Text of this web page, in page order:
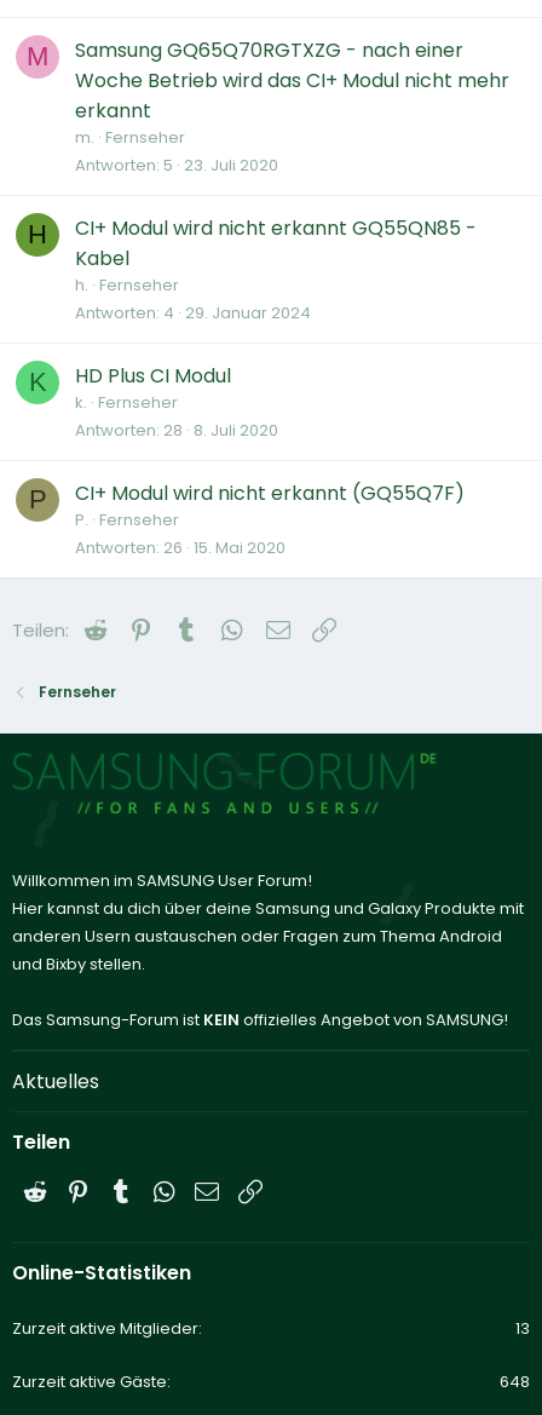
M
Samsung GQ65Q70RGTXZG - nach einer
Woche Betrieb wird das CI+ Modul nicht mehr
erkannt
m. Fernseher
Antworten 5 23. Juli 2020
H
CI+ Modul wird nicht erkannt GQ55QN85 -
Kabel
h. Fernseher
Antworten 4 29. Januar 2024
K HD Plus CI Modul
k. Fernseher
Antworten 28 8. Juli 2020
P CI+ Modul wird nicht erkannt (GQ55Q7F)
P. Fernseher
Antworten 26 15. Mai 2020
Teilen: Reddit Pinterest
Tumblr WhatsApp
E-Mail
Fernseher
Willkommen im SAMSUNG User Forum!
Hier kannst du dich über deine Samsung und Galaxy Produkte mit
anderen Usern austauschen oder Fragen zum Thema Android
und Bixby stellen.
Das Samsung-Forum ist KEIN offizielles Angebot von SAMSUNG!
Aktuelles
Teilen
Reddit PinterestTumblrWhatsApp
E-Mail
Online-Statistiken
Zurzeit aktive Mitglieder 13
Zurzeit aktive Gäste 648